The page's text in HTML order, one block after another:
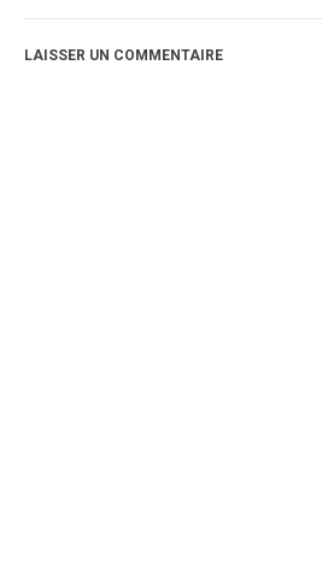
LAISSER UN COMMENTAIRE